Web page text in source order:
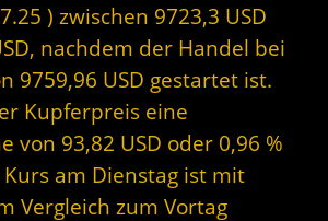
) zwischen 9723,3 USD
nachdem der Handel bei
9759,96 USD gestartet ist.
Kupferpreis eine
von 93,82 USD oder 0,96 %
am Dienstag ist mit
Vergleich zum Vortag